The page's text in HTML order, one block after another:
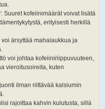
Suuret kofeiinimäärät voivat lisätä
erityisesti herkillä
ärsyttää mahalaukkua ja
voi johtaa kofeiiniriippuvuuteen,
vieroitusoireita, kuten
ilman riittävää kalsiumin
rajoittaa kahvin kulutusta, sillä